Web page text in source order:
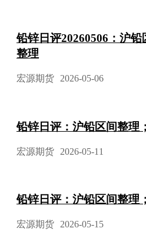
铅锌日评20260506：沪
整理
宏源期货 2026-05-06
铅锌日评：沪铅区间整理
宏源期货 2026-05-11
铅锌日评：沪铅区间整理
宏源期货 2026-05-15